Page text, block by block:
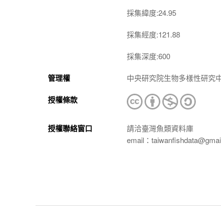
採集緯度:24.95
採集經度:121.88
採集深度:600
管理權 中央研究院生物多樣性研究
授權條款
授權聯絡窗口
請洽臺灣魚類資料庫
email：